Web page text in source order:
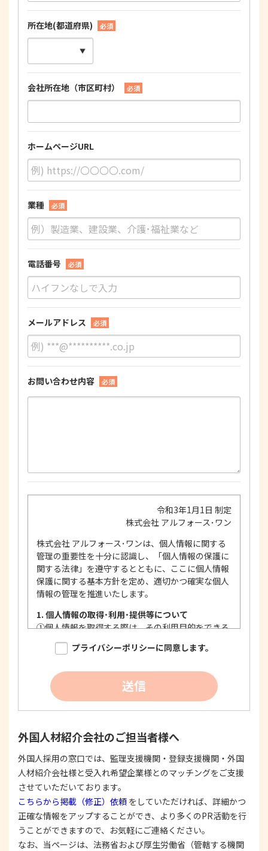
所在地(都道府県) 必須
会社所在地（市区町村） 必須
ホームページURL
業種 必須
電話番号 必須
メールアドレス 必須
お問い合わせ内容 必須
令和3年1月1日 制定
株式会社 アルフォース･ワン
株式会社 アルフォース･ワンは、個人情報に関する
管理の重要性を十分に認識し、「個人情報の保護に
関する法律」を遵守するとともに、ここに個人情報
保護に関する基本方針を定め、適切かつ確実な個人
情報の管理を推進いたします。
1. 個人情報の取得･利用･提供等について
①個人情報を取得する際は、その利用目的をできる
限り明確に特定し、その目的達成に必要な限度に
おいて適法かつ公正な手段を用い、同意を得て取
個人情報を利用する際は、本人に明示、通知、ま
たは公表した利用目的の範囲内に限定し、それに
反する目的外利用を行なわないための措置を講じ
する際は、本人が同意を与えた利用目的の範囲内
で、適法にこれを行います。
2. 安全対策の実施について
個人情報の正確性およびその利用の安全性を確保す
るため、情報セキュリティ対策を始めとする安全措
置を構築し、個人情報への不正アクセス、個人情報
の漏洩、滅失または毀損等の的確な防止とセキュリ
ティの是正に努めます。
プライバシーポリシーに同意します。
送信
外国人材紹介会社のご担当者様へ
外国人採用の窓口では、監理支援機関・登録支援機関・外国
人材紹介会社様と受入れ希望企業様とのマッチングをご支援
させていただいております。
こちらから掲載（修正）依頼 をしていただければ、詳細かつ
正確な情報をアップすることができ、より多くのPR活動を行
うことができますので、お気軽にご連絡ください。
なお、当ページは、法務省および厚生労働省（管轄する機関